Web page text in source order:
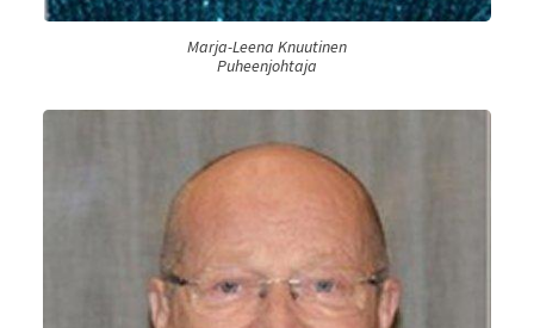
Marja-Leena Knuutinen
Puheenjohtaja